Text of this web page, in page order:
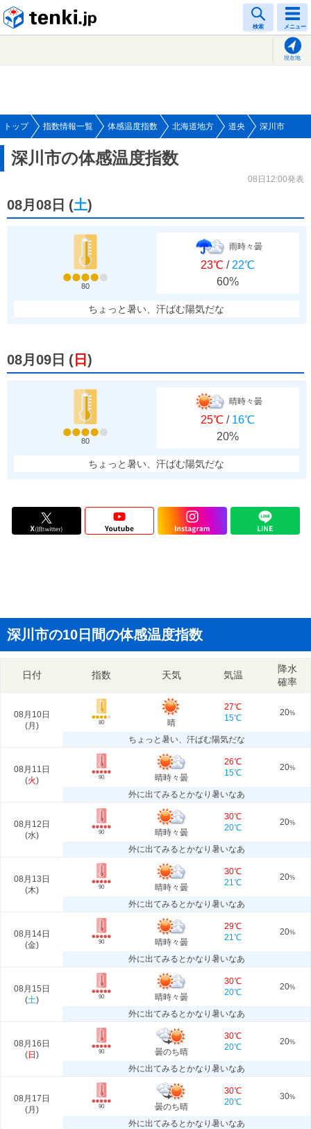
検索 メニュー
現在地
トップ 指数情報一覧 体感温度指数 北海道地方 道央 深川市
深川市の体感温度指数
08日12:00発表
08月08日 (土)
80
雨時々曇
23℃ / 22℃
60%
ちょっと暑い、汗ばむ陽気だな
08月09日 ( 日 )
80
晴時々曇
25℃ / 16℃
20%
ちょっと暑い、汗ばむ陽気だな
深川市の10日間の体感温度指数
日付 指数 天気 気温
降水
確率
08月10日
(月 ) 80 晴
27℃
15℃
20%
ちょっと暑い、汗ばむ陽気だな
08月11日
(火) 90 晴時々曇
26℃
15℃
20%
外に出てみるとかなり暑いなあ
08月12日
(水) 90 晴時々曇
30℃
20℃
20%
外に出てみるとかなり暑いなあ
08月13日
(木) 90 晴時々曇
30℃
21℃
20%
外に出てみるとかなり暑いなあ
08月14日
(金) 90 晴時々曇
29℃
21℃
20%
外に出てみるとかなり暑いなあ
08月15日
(土) 90 晴時々曇
30℃
20℃
20%
外に出てみるとかなり暑いなあ
08月16日
(日 ) 90 曇のち晴
30℃
20℃
20%
外に出てみるとかなり暑いなあ
08月17日
(月 ) 90 曇のち晴
30℃
20℃
30%
外に出てみるとかなり暑いなあ